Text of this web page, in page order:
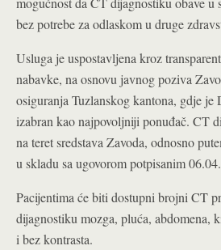
bez potrebe za odlaskom u druge
Usluga je uspostavljena kroz
nabavke, na osnovu javnog poziva
osiguranja Tuzlanskog kantona, gdje je
izabran kao najpovoljniji ponuđač. CT
na teret sredstava Zavoda, odnosno
u skladu sa ugovorom potpisanim
Pacijentima će biti dostupni brojni CT
dijagnostiku mozga, pluća, abdomena,
i bez kontrasta.